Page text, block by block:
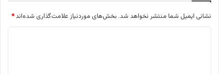
نشانی ایمیل شما منتشر نخواهد شد. بخش‌های موردنیاز علامت‌گذاری شده‌اند*